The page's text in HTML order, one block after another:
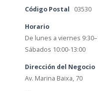
Código Postal 03530
Horario
De lunes a viernes
Sábados 10:00-13:00
Dirección del Negocio
Av. Marina Baixa, 70